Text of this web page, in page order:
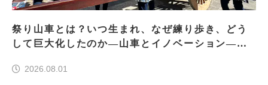
祭り山車とは？いつ生まれ、なぜ練り歩き、どう
して巨大化したのか―山車とイノベーション―＜
2026.08.01